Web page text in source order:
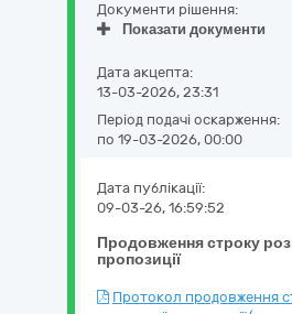
Документи рішення:
Показати документи
Дата акцепта:
13-03-2026, 23:31
Період подачі оскарження:
по 19-03-2026, 00:00
Продовження строку
пропозиції
Дата публікації:
09-03-26, 16:59:52
Протокол продовження